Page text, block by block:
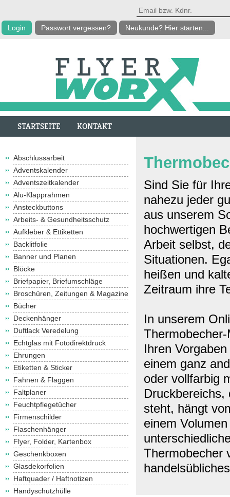
Passwort vergessen? Neukunde? Hier starten...
STARTSEITE KONTAKT
Abschlussarbeit
Adventskalender
Adventszeitkalender
Alu-Klapprahmen
Ansteckbuttons
Arbeits- & Gesundheitsschutz
Aufkleber & Ettiketten
Backlitfolie
Banner und Planen
Blöcke
Briefpapier, Briefumschläge
Broschüren, Zeitungen & Magazine
Bücher
Deckenhänger
Duftlack Veredelung
Echtglas mit Fotodirektdruck
Ehrungen
Etiketten & Sticker
Fahnen & Flaggen
Faltplaner
Feuchtpflegetücher
Firmenschilder
Flaschenhänger
Flyer, Folder, Kartenbox
Geschenkboxen
Glasdekorfolien
Haftquader / Haftnotizen
Handyschutzhülle
Sind Sie für
nahezu jeder
aus unserem
hochwertigen
Arbeit selbst,
Situationen.
heißen und
Zeitraum ihre
In unserem
Ihren
einem ganz
oder vollfarbig
steht, hängt
einem
Thermobecher